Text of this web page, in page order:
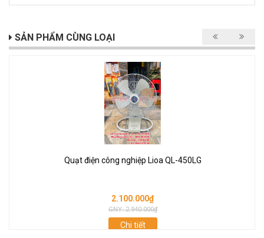
SẢN PHẨM CÙNG LOẠI
Quạt điện công nghiệp Lioa QL-450LG
2.100.000₫
GNY: 2.940.000₫
Chi tiết